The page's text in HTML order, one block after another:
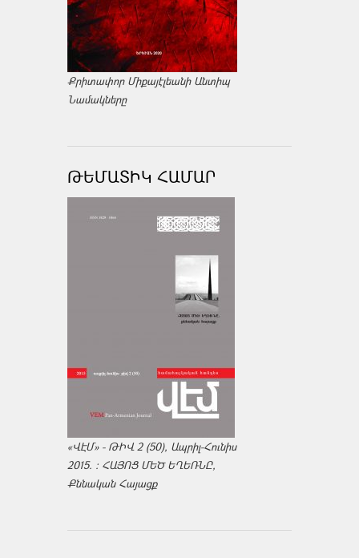
Քրիտափոր Միքայէլեանի Անտիպ
Նամակները
ԹԵՄԱՏԻԿ ՀԱՄԱՐ
«ՎԷՄ» - ԹԻՎ 2 (50), Ապրիլ-Հունիս
2015. : ՀԱՅՈՑ ՄԵԾ ԵՂԵՌՆԸ,
Քննական Հայացք